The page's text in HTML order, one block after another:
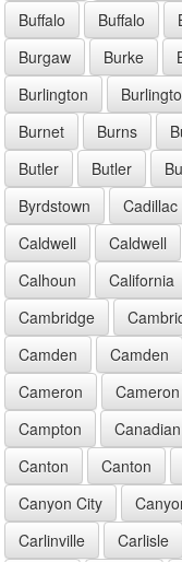
Buffalo
Buffalo
Burgaw
Burke
Burlington
Burnet
Burns
Butler
Butler
Byrdstown
Cadillac
Caldwell
Caldwell
Calhoun
California
Cambridge
Camden
Camden
Cameron
Cameron
Campton
Canadian
Canton
Canton
Canyon City
Carlinville
Carlisle